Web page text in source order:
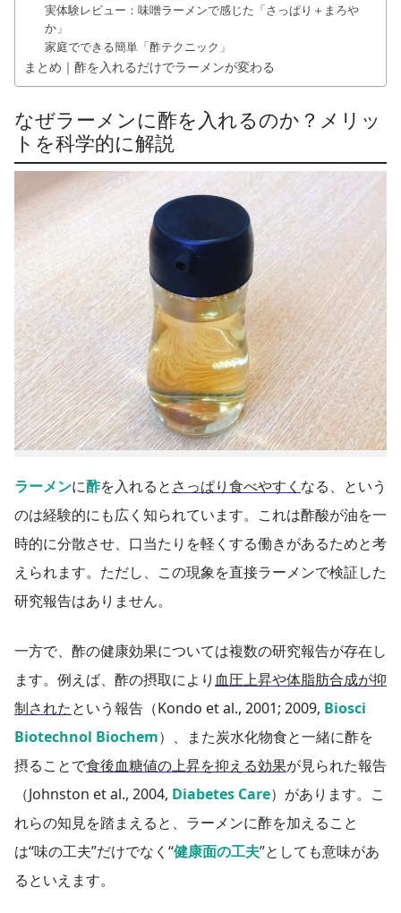
実体験レビュー：味噌ラーメンで感じた「さっぱり＋まろや
か」
家庭でできる簡単「酢テクニック」
まとめ｜酢を入れるだけでラーメンが変わる
なぜラーメンに酢を入れるのか？メリッ
トを科学的に解説
ラーメンに酢を入れると さっぱり食べやすく なる、という
のは経験的にも広く知られています。これは酢酸が油を一
時的に分散させ、口当たりを軽くする働きがあるためと考
えられます。ただし、この現象を直接ラーメンで検証した
研究報告はありません。
一方で、酢の健康効果については複数の研究報告が存在し
ます。例えば、酢の摂取により 血圧上昇や体脂肪合成が抑
制されたという報告（Kondo et al., 2001; 2009, Biosci
Biotechnol Biochem）、また炭水化物食と一緒に酢を
摂ることで食後血糖値の上昇を抑える効果が見られた報告
（Johnston et al., 2004, Diabetes Care）があります。こ
れらの知見を踏まえると、ラーメンに酢を加えること
は“味の工夫”だけでなく“健康面の工夫”としても意味があ
るといえます。